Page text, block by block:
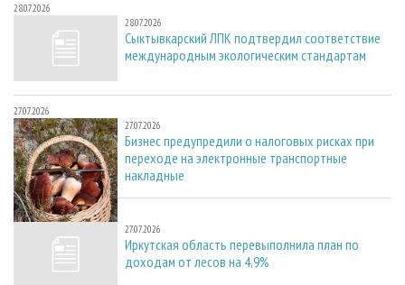
28.07.2026
28.07.2026
Сыктывкарский ЛПК подтвердил соответствие
международным экологическим стандартам
27.07.2026
27.07.2026
Бизнес предупредили о налоговых рисках при
переходе на электронные транспортные
накладные
27.07.2026
27.07.2026
Иркутская область перевыполнила план по
доходам от лесов на 4,9%